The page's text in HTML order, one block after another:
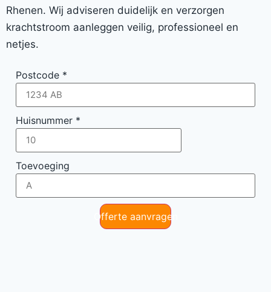
Rhenen. Wij adviseren duidelijk en verzorgen
krachtstroom aanleggen veilig, professioneel en
netjes.
Postcode *
Huisnummer *
Toevoeging
Offerte aanvragen